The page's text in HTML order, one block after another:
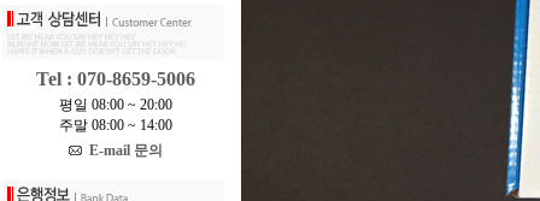
Tel : 070-8659-5006
평일 08:00 ~ 20:00
주말 08:00 ~ 14:00
E-mail 문의